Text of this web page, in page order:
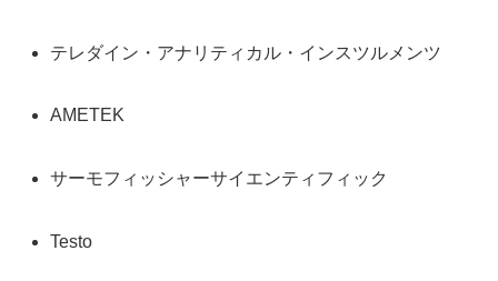
テレダイン・アナリティカル・インスツルメンツ
AMETEK
サーモフィッシャーサイエンティフィック
Testo